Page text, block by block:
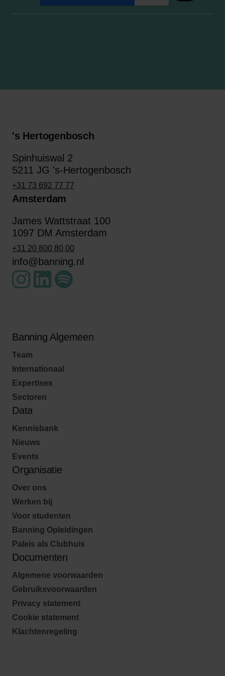
's Hertogenbosch
Spinhuiswal 2
5211 JG 's-Hertogenbosch
+31 73 692 77 77
Amsterdam
James Wattstraat 100
1097 DM Amsterdam
+31 20 800 80 00
info@banning.nl
Banning Algemeen
Team
Internationaal
Expertises
Sectoren
Data
Kennisbank
Nieuws
Events
Organisatie
Over ons
Werken bij
Voor studenten
Banning Opleidingen
Paleis als Clubhuis
Documenten
Algemene voorwaarden
Gebruiksvoorwaarden
Privacy statement
Cookie statement
Klachtenregeling